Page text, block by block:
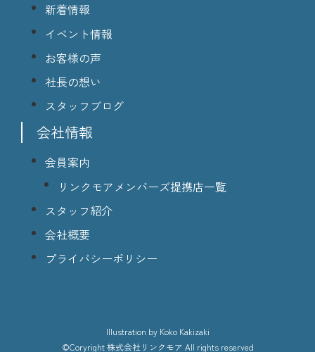
新着情報
イベント情報
お客様の声
社長の想い
スタッフブログ
会社情報
会員案内
リンクモアメンバーズ提携店一覧
スタッフ紹介
会社概要
プライバシーポリシー
lllustration by Koko Kakizaki
©Coryright 株式会社リンクモア All rights reserved